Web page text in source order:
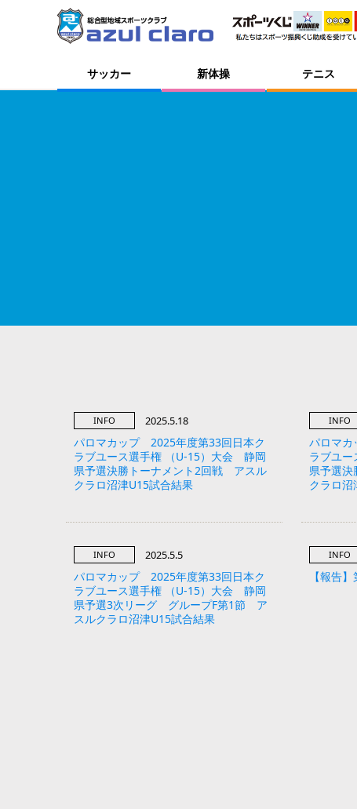
サッカー 新体操 テニス
INFO 2025.5.18
パロマカップ 2025年度第33回日本ク
ラブユース選手権 （U-15）大会 静岡
県予選決勝トーナメント2回戦 アスル
クラロ沼津U15試合結果
INFO
パロマ
ラブユ
県予選
クラロ沼
INFO 2025.5.5
パロマカップ 2025年度第33回日本ク
ラブユース選手権 （U-15）大会 静岡
県予選3次リーグ グループF第1節 ア
スルクラロ沼津U15試合結果
INFO
【報告